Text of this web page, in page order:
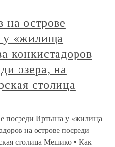
на острове
у «жилища
конкистадоров
озера, на
столица
посреди Иртыша у «жилища
на острове посреди
столица Мешико • Как